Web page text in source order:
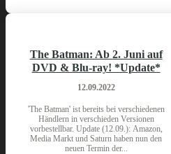
The Batman: Ab 2. Juni auf
DVD & Blu-ray! *Update*
12.09.2022
'The Batman' ist bereits bei verschiedenen
Händlern in verschieden Versionen
vorbestellbar. Update (12.09.): Amazon,
Media Markt und Saturn haben nun den
neuen Termin der...